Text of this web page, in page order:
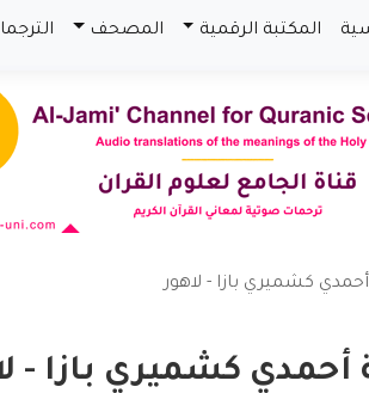
المكتبة الرقمية المصحف
كشميري بازا - لاهور
أحمدي كشميري بازا -